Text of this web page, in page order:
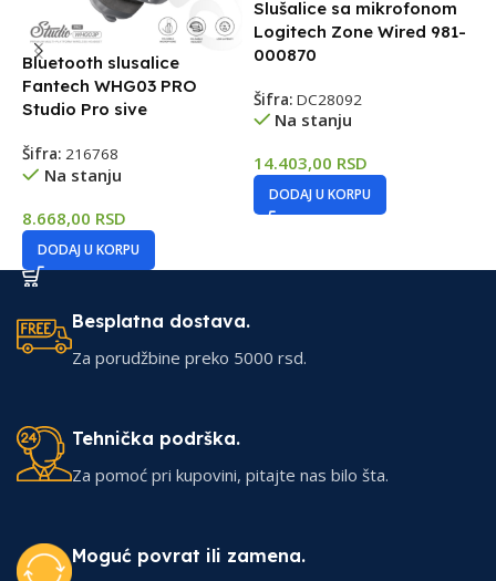
Bluetooth slusalice
Fantech WHG03 PRO
Studio Pro sive
Šifra: 216768
Na stanju
8.668,00 RSD
DODAJ U KORPU
Slušalice sa mikrofonom
Logitech Zone Wired 981-
000870
Šifra: DC28092
Na stanju
14.403,00 RSD
DODAJ U KORPU
Besplatna dostava.
Za porudžbine preko 5000 rsd.
Tehnička podrška.
Za pomoć pri kupovini, pitajte nas bilo šta.
Moguć povrat ili zamena.